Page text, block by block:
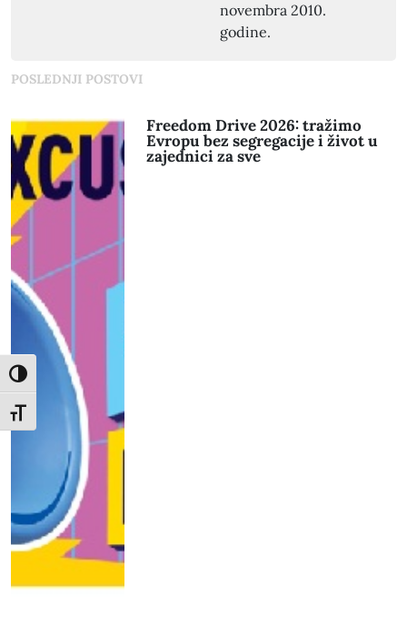
Toggle High Contrast
Toggle Font size
novembra 2010.
godine.
POSLEDNJI POSTOVI
Freedom Drive 2026: tražimo
Evropu bez segregacije i život u
zajednici za sve